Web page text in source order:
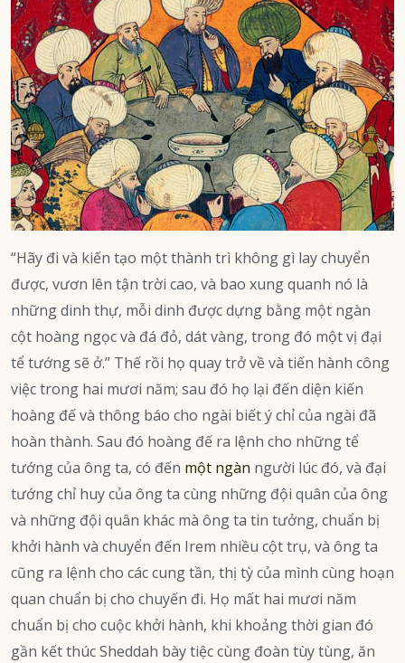
“Hãy đi và kiến tạo một thành trì không gì lay chuyển
được, vươn lên tận trời cao, và bao xung quanh nó là
những dinh thự, mỗi dinh được dựng bằng một ngàn
cột hoàng ngọc và đá đỏ, dát vàng, trong đó một vị đại
tể tướng sẽ ở.” Thế rồi họ quay trở về và tiến hành công
việc trong hai mươi năm; sau đó họ lại đến diện kiến
hoàng đế và thông báo cho ngài biết ý chỉ của ngài đã
hoàn thành. Sau đó hoàng đế ra lệnh cho những tể
tướng của ông ta, có đến một ngàn người lúc đó, và đại
tướng chỉ huy của ông ta cùng những đội quân của ông
và những đội quân khác mà ông ta tin tưởng, chuẩn bị
khởi hành và chuyển đến Irem nhiều cột trụ, và ông ta
cũng ra lệnh cho các cung tần, thị tỳ của mình cùng hoạn
quan chuẩn bị cho chuyến đi. Họ mất hai mươi năm
chuẩn bị cho cuộc khởi hành, khi khoảng thời gian đó
gần kết thúc Sheddah bày tiệc cùng đoàn tùy tùng, ăn